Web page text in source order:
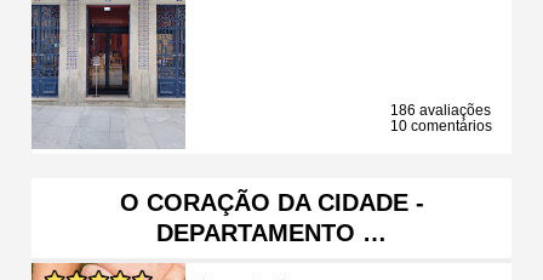
186 avaliações
10 comentários
O CORAÇÃO DA CIDADE -
DEPARTAMENTO …